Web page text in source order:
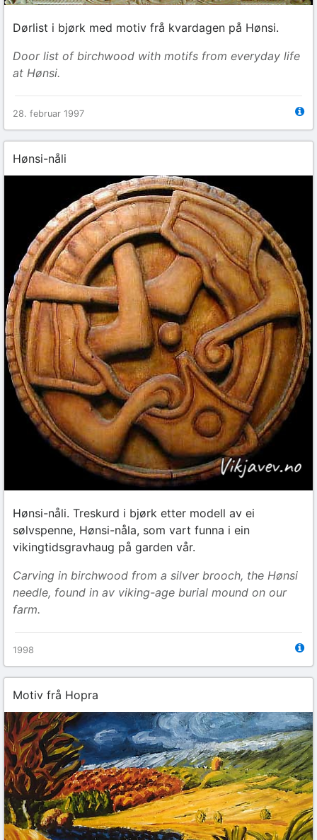
Dørlist i bjørk med motiv frå kvardagen på Hønsi.
Door list of birchwood with motifs from everyday life
at Hønsi.
28. februar 1997
Hønsi-nåli
Hønsi-nåli. Treskurd i bjørk etter modell av ei
sølvspenne, Hønsi-nåla, som vart funna i ein
vikingtidsgravhaug på garden vår.
Carving in birchwood from a silver brooch, the Hønsi
needle, found in av viking-age burial mound on our
farm.
1998
Motiv frå Hopra